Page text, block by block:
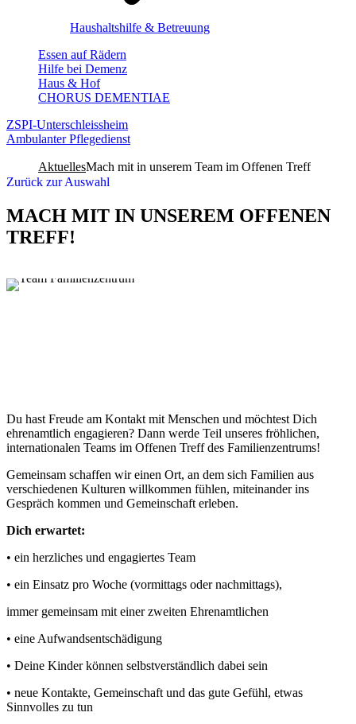
Haushaltshilfe & Betreuung
Essen auf Rädern
Hilfe bei Demenz
Haus & Hof
CHORUS DEMENTIAE
ZSPI-Unterschleissheim
Ambulanter Pflegedienst
AktuellesMach mit in unserem Team im Offenen Treff
Zurück zur Auswahl
MACH MIT IN UNSEREM OFFENEN
TREFF!
Du hast Freude am Kontakt mit Menschen und möchtest Dich
ehrenamtlich engagieren? Dann werde Teil unseres fröhlichen,
internationalen Teams im Offenen Treff des Familienzentrums!
Gemeinsam schaffen wir einen Ort, an dem sich Familien aus
verschiedenen Kulturen willkommen fühlen, miteinander ins
Gespräch kommen und Gemeinschaft erleben.
Dich erwartet:
• ein herzliches und engagiertes Team
• ein Einsatz pro Woche (vormittags oder nachmittags),
immer gemeinsam mit einer zweiten Ehrenamtlichen
• eine Aufwandsentschädigung
• Deine Kinder können selbstverständlich dabei sein
• neue Kontakte, Gemeinschaft und das gute Gefühl, etwas
Sinnvolles zu tun